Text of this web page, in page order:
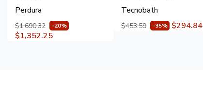
Perdura
$1,690.32 -20%
$1,352.25
Tecnobath
$453.59 -35% $294.84